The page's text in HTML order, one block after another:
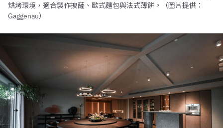
烘烤環境，適合製作披薩、歐式麵包與法式薄餅。（圖片提供：
Gaggenau）